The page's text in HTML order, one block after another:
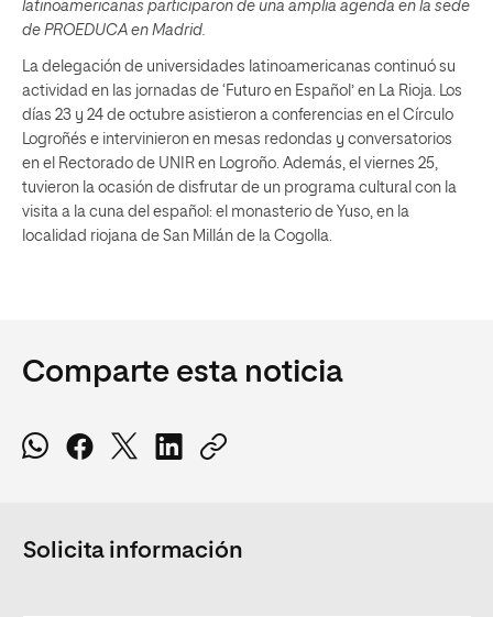
latinoamericanas participaron de una amplia agenda en la sede
de PROEDUCA en Madrid.
La delegación de universidades latinoamericanas continuó su
actividad en las jornadas de ‘Futuro en Español’ en La Rioja. Los
días 23 y 24 de octubre asistieron a conferencias en el Círculo
Logroñés e intervinieron en mesas redondas y conversatorios
en el Rectorado de UNIR en Logroño. Además, el viernes 25,
tuvieron la ocasión de disfrutar de un programa cultural con la
visita a la cuna del español: el monasterio de Yuso, en la
localidad riojana de San Millán de la Cogolla.
Comparte esta noticia
Solicita información